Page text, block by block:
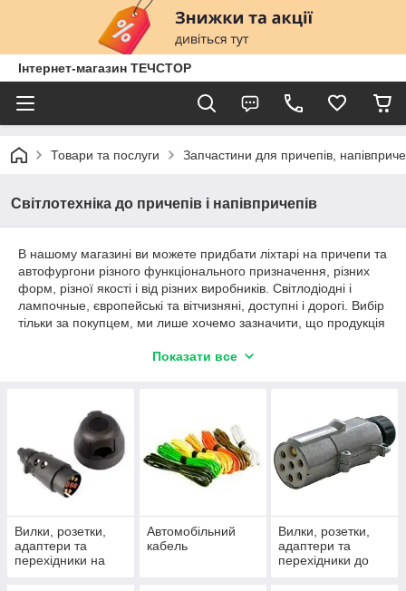
Інтернет-магазин ТЕЧСТОР
Товари та послуги Запчастини для причепів,
Світлотехніка до причепів і напівпричепів
В нашому магазині ви можете придбати ліхтарі на причепи та
автофургони різного функціонального призначення, різних
форм, різної якості і від різних виробників. Світлодіодні і
лампочные, європейські та вітчизняні, доступні і дорогі. Вибір
тільки за покупцем, ми лише хочемо зазначити, що продукція
якістю, незрівнянно більш високим, ніж українські та китайські
Показати все
Вилки, розетки,
адаптери та
перехідники на
Автомобільний
кабель
Вилки, розетки,
адаптери та
перехідники до